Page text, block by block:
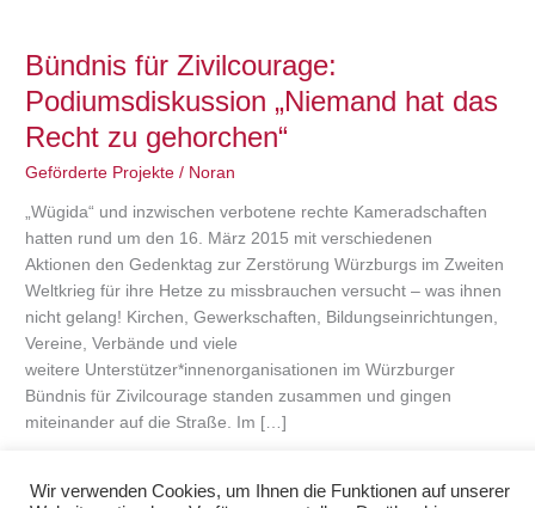
Bündnis für Zivilcourage:
Podiumsdiskussion „Niemand hat das
Recht zu gehorchen“
Geförderte Projekte / Noran
„Wügida“ und inzwischen verbotene rechte Kameradschaften
hatten rund um den 16. März 2015 mit verschiedenen
Aktionen den Gedenktag zur Zerstörung Würzburgs im Zweiten
Weltkrieg für ihre Hetze zu missbrauchen versucht – was ihnen
nicht gelang! Kirchen, Gewerkschaften, Bildungseinrichtungen,
Vereine, Verbände und viele
weitere Unterstützer*innenorganisationen im Würzburger
Bündnis für Zivilcourage standen zusammen und gingen
miteinander auf die Straße. Im […]
Zivilcourage:
Podiumsdiskussion
„Niemand
hat
das
zu
gehorchen“
Wir verwenden Cookies, um Ihnen die Funktionen auf unserer